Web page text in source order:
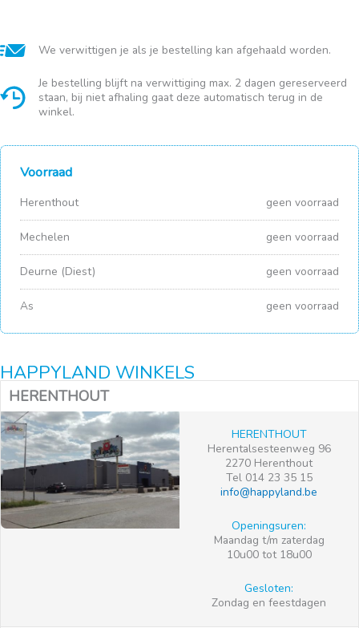
We verwittigen je als je bestelling kan afgehaald worden.
Je bestelling blijft na verwittiging max. 2 dagen gereserveerd
staan, bij niet afhaling gaat deze automatisch terug in de
winkel.
Voorraad
Herenthout geen voorraad
Mechelen geen voorraad
Deurne (Diest) geen voorraad
As geen voorraad
HAPPYLAND WINKELS
HERENTHOUT
HERENTHOUT
Herentalsesteenweg 96
2270 Herenthout
Tel 014 23 35 15
info@happyland.be
Openingsuren:
Maandag t/m zaterdag
10u00 tot 18u00
Gesloten:
Zondag en feestdagen